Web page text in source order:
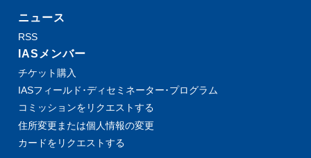
ニュース
RSS
IASメンバー
チケット購入
IASフィールド･ディセミネーター･プログラム
コミッションをリクエストする
住所変更または個人情報の変更
カードをリクエストする